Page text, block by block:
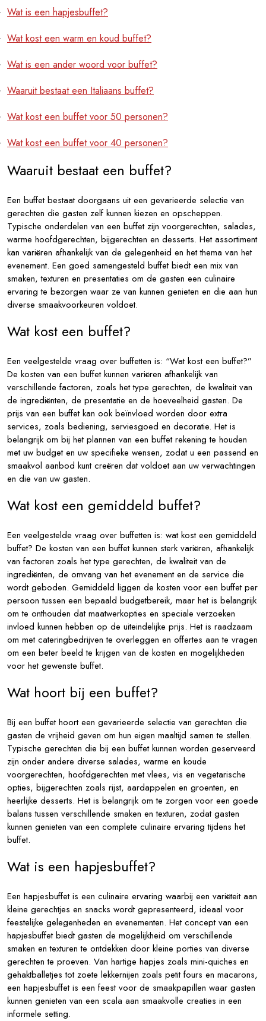
Wat is een hapjesbuffet?
Wat kost een warm en koud buffet?
Wat is een ander woord voor buffet?
Waaruit bestaat een Italiaans buffet?
Wat kost een buffet voor 50 personen?
Wat kost een buffet voor 40 personen?
Waaruit bestaat een buffet?
Een buffet bestaat doorgaans uit een gevarieerde selectie van
gerechten die gasten zelf kunnen kiezen en opscheppen.
Typische onderdelen van een buffet zijn voorgerechten, salades,
warme hoofdgerechten, bijgerechten en desserts. Het assortiment
kan variëren afhankelijk van de gelegenheid en het thema van het
evenement. Een goed samengesteld buffet biedt een mix van
smaken, texturen en presentaties om de gasten een culinaire
ervaring te bezorgen waar ze van kunnen genieten en die aan hun
diverse smaakvoorkeuren voldoet.
Wat kost een buffet?
Een veelgestelde vraag over buffetten is: “Wat kost een buffet?”
De kosten van een buffet kunnen variëren afhankelijk van
verschillende factoren, zoals het type gerechten, de kwaliteit van
de ingrediënten, de presentatie en de hoeveelheid gasten. De
prijs van een buffet kan ook beïnvloed worden door extra
services, zoals bediening, serviesgoed en decoratie. Het is
belangrijk om bij het plannen van een buffet rekening te houden
met uw budget en uw specifieke wensen, zodat u een passend en
smaakvol aanbod kunt creëren dat voldoet aan uw verwachtingen
en die van uw gasten.
Wat kost een gemiddeld buffet?
Een veelgestelde vraag over buffetten is: wat kost een gemiddeld
buffet? De kosten van een buffet kunnen sterk variëren, afhankelijk
van factoren zoals het type gerechten, de kwaliteit van de
ingrediënten, de omvang van het evenement en de service die
wordt geboden. Gemiddeld liggen de kosten voor een buffet per
persoon tussen een bepaald budgetbereik, maar het is belangrijk
om te onthouden dat maatwerkopties en speciale verzoeken
invloed kunnen hebben op de uiteindelijke prijs. Het is raadzaam
om met cateringbedrijven te overleggen en offertes aan te vragen
om een beter beeld te krijgen van de kosten en mogelijkheden
voor het gewenste buffet.
Wat hoort bij een buffet?
Bij een buffet hoort een gevarieerde selectie van gerechten die
gasten de vrijheid geven om hun eigen maaltijd samen te stellen.
Typische gerechten die bij een buffet kunnen worden geserveerd
zijn onder andere diverse salades, warme en koude
voorgerechten, hoofdgerechten met vlees, vis en vegetarische
opties, bijgerechten zoals rijst, aardappelen en groenten, en
heerlijke desserts. Het is belangrijk om te zorgen voor een goede
balans tussen verschillende smaken en texturen, zodat gasten
kunnen genieten van een complete culinaire ervaring tijdens het
buffet.
Wat is een hapjesbuffet?
Een hapjesbuffet is een culinaire ervaring waarbij een variëteit aan
kleine gerechtjes en snacks wordt gepresenteerd, ideaal voor
feestelijke gelegenheden en evenementen. Het concept van een
hapjesbuffet biedt gasten de mogelijkheid om verschillende
smaken en texturen te ontdekken door kleine porties van diverse
gerechten te proeven. Van hartige hapjes zoals mini-quiches en
gehaktballetjes tot zoete lekkernijen zoals petit fours en macarons,
een hapjesbuffet is een feest voor de smaakpapillen waar gasten
kunnen genieten van een scala aan smaakvolle creaties in een
informele setting.